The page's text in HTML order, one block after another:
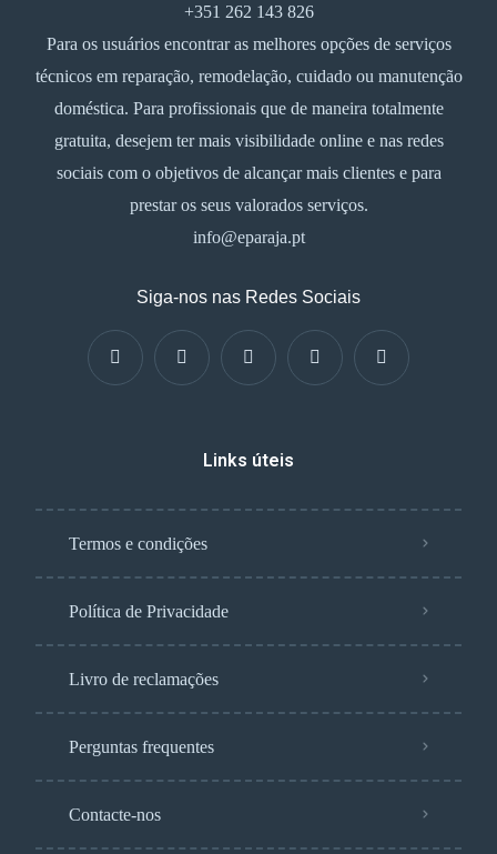
+351 262 143 826
Para os usuários encontrar as melhores opções de serviços
técnicos em reparação, remodelação, cuidado ou manutenção
doméstica. Para profissionais que de maneira totalmente
gratuita, desejem ter mais visibilidade online e nas redes
sociais com o objetivos de alcançar mais clientes e para
prestar os seus valorados serviços.
info@eparaja.pt
Siga-nos nas Redes Sociais
Links úteis
Termos e condições
Política de Privacidade
Livro de reclamações
Perguntas frequentes
Contacte-nos